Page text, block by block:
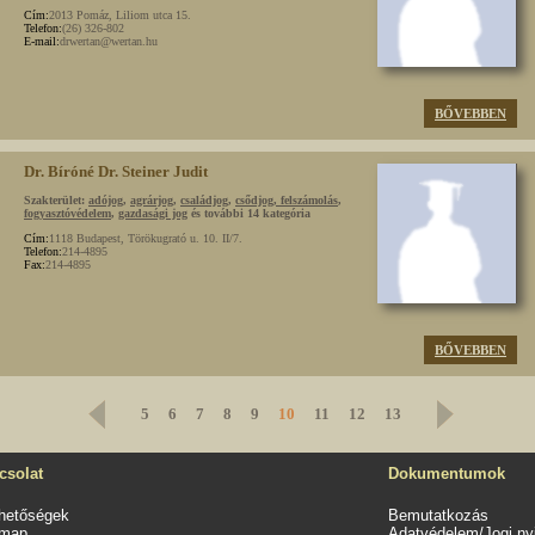
Cím:2013 Pomáz, Liliom utca 15.
Telefon:(26) 326-802
E-mail:drwertan@wertan.hu
BŐVEBBEN
Dr. Bíróné Dr. Steiner Judit
Szakterület: adójog, agrárjog, családjog, csődjog, felszámolás,
fogyasztóvédelem, gazdasági jog és további 14 kategória
Cím:1118 Budapest, Törökugrató u. 10. II/7.
Telefon:214-4895
Fax:214-4895
BŐVEBBEN
5 6 7 8 9 10 11 12 13
Dokumentumok
Bemutatkozás